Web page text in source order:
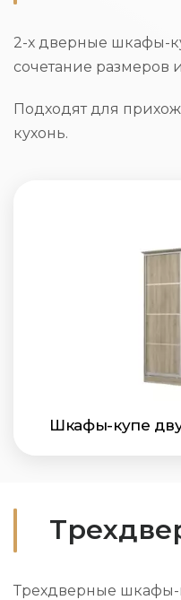
2-х дверные шкафы-
сочетание размеров
Подходят для
кухонь.
Шкафы-купе
Трехдверные шкафы-